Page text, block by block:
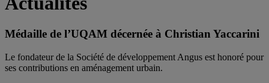
Médaille de l’UQAM décernée à Christian Yaccarini
Le fondateur de la Société de développement Angus est honoré pour
ses contributions en aménagement urbain.